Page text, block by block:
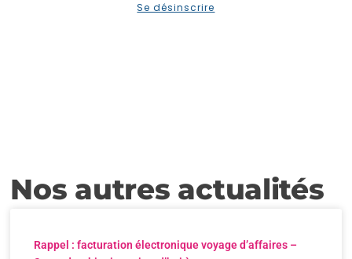
Se désinscrire
Nos autres actualités
Rappel : facturation électronique voyage d’affaires –